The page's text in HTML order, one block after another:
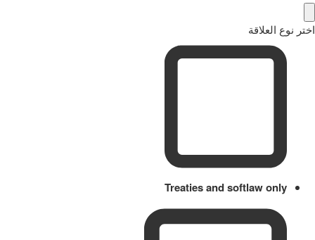
اختر نوع العلاقة
Treaties and softlaw only